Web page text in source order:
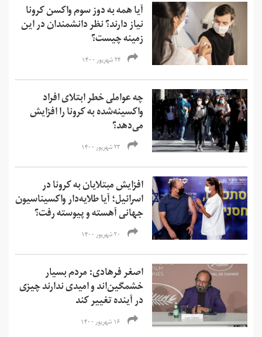
آیا همه به دوز سوم واکسن کرونا
نیاز دارند؟ نظر دانشمندان در این
زمینه چیست؟
۲۴ شهریور ۱۴۰۰
چه عواملی خطر ابتلای افراد
واکسینه‌شده به کرونا را افزایش
می‌دهد؟
۲۳ شهریور ۱۴۰۰
افزایش مبتلایان به کرونا در
اسرائیل؛ آیا طلایه‌دار واکسیناسیون
جهانی آهسته و پیوسته رفت؟
۲۰ شهریور ۱۴۰۰
اصغر فرهادی: مردم بسیار
خشمگین‌‌اند و امیدی ندارند چیزی
در آینده تغییر کند
۱۶ شهریور ۱۴۰۰